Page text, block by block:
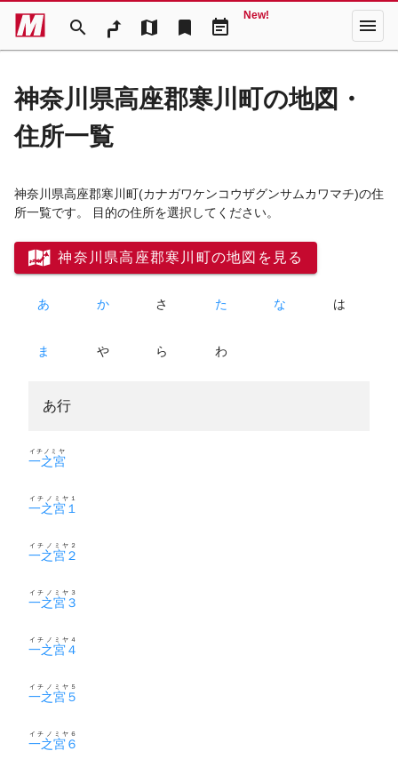
search map bookmark event_note
New! menu
神奈川県高座郡寒川町の地図・
住所一覧
神奈川県高座郡寒川町(カナガワケンコウザグンサムカワマチ)の住
所一覧です。 目的の住所を選択してください。
神奈川県高座郡寒川町の地図を見る
あ か さ た な は
ま や ら わ
あ行
一之宮
イチノミヤ
一之宮１
イチノミヤ１
一之宮２
イチノミヤ２
一之宮３
イチノミヤ３
一之宮４
イチノミヤ４
一之宮５
イチノミヤ５
一之宮６
イチノミヤ６